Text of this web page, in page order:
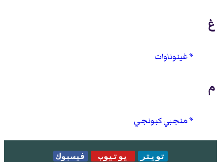
غ
غينوناوات
م
منجبي كبونجي
تويتر يوتيوب
فيسبوك